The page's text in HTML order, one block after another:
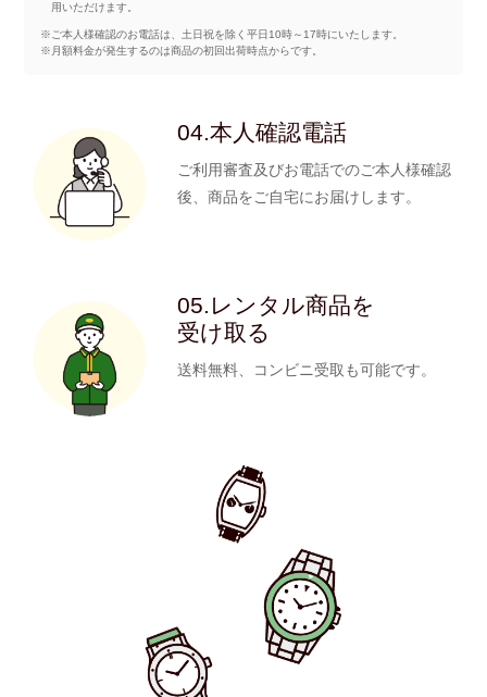
用いただけます。
※ご本人様確認のお電話は、土日祝を除く平日10時～17時にいたします。
※月額料金が発生するのは商品の初回出荷時点からです。
04.本人確認電話
ご利用審査及びお電話でのご本人様確認
後、商品をご自宅にお届けします。
05.レンタル商品を
受け取る
送料無料、コンビニ受取も可能です。